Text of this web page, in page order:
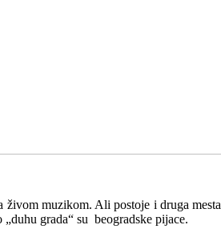
živom muzikom. Ali postoje i druga mesta
grada“ su beogradske pijace.